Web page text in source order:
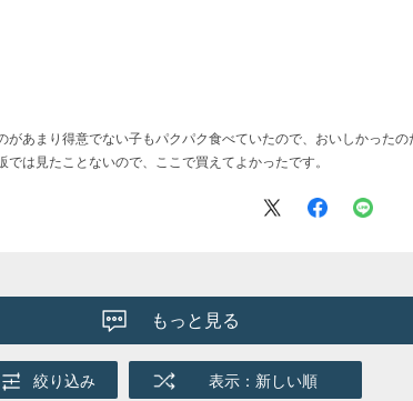
あまり得意でない子もパクパク食べていたので、おいしかった
は見たことないので、ここで買えてよかったです。
もっと見る
絞り込み 表示：新しい順